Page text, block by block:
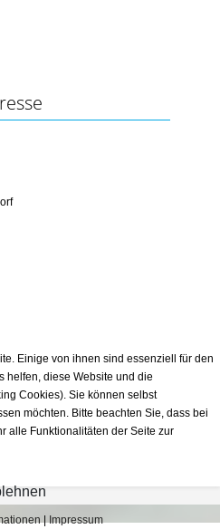
Einige von ihnen sind essenziell für den
helfen, diese Website und die
Cookies). Sie können selbst
möchten. Bitte beachten Sie, dass bei
alle Funktionalitäten der Seite zur
|Impressum